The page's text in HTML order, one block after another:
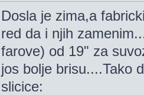
Dosla je zima,a
red da i njih
farove) od 19" za
jos bolje brisu....Tako
slicice: